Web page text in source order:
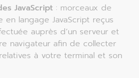
JavaScript : morceaux de
en langage JavaScript reçus
auprès d’un serveur et
navigateur afin de collecter
à votre terminal et son